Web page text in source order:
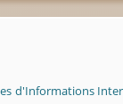
d'Informations